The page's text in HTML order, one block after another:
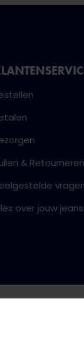
& Retourneren
over jouw jeans